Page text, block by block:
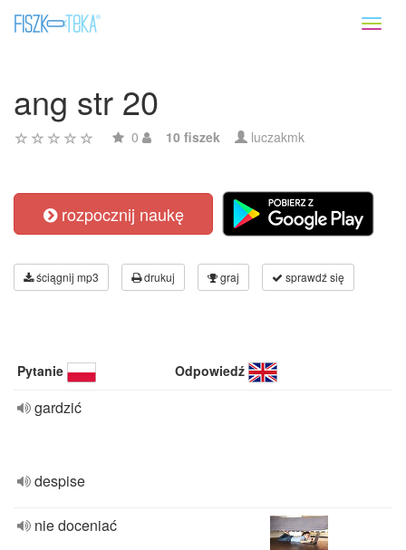
ang str 20
0 10 fiszek luczakmk
rozpocznij naukę
ściągnij mp3 drukuj graj sprawdź się
Pytanie Odpowiedź
gardzić
despise
nie doceniać